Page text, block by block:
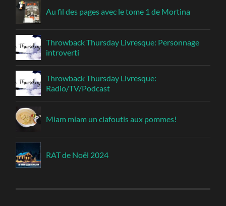
Au fil des pages avec le tome 1 de Mortina
Throwback Thursday Livresque: Personnage
introverti
Throwback Thursday Livresque:
Radio/TV/Podcast
Miam miam un clafoutis aux pommes!
RAT de Noël 2024